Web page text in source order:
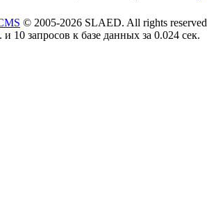
© 2005-2026 SLAED. All rights
и 10 запросов к базе данных за 0.024 сек.